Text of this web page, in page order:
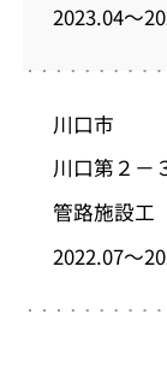
2023.04～
川口市
川口第２－
管路施設工
2022.07～